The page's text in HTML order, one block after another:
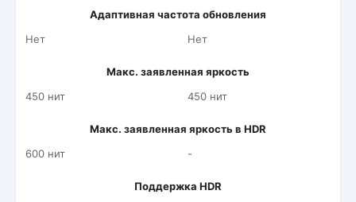
Адаптивная частота обновления
Нет
Нет
Макс. заявленная яркость
450 нит
450 нит
Макс. заявленная яркость в HDR
600 нит
-
Поддержка HDR